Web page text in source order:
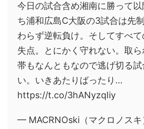
今日の試合含め湘南に勝って以
ち浦和広島C大阪の3試合は先
わらず逆転負け。そしてすべ
失点。とにかく守れない。取
帯もなんともなので逃げ切る
い。いきあたりばったり…
https://t.co/3hANyzqIiy
— MACRNOski（マクロノスキ